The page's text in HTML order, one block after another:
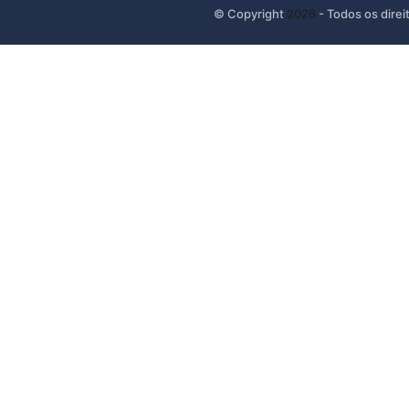
© Copyright 2026 - Todos os